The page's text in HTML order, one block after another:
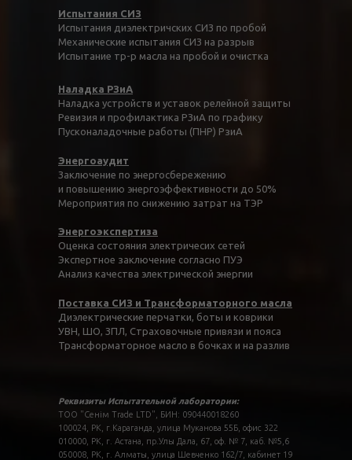
Наладка РЗиА
Наладка устройств и уставок релейной защиты
Ревизия и профилактика РЗиА по графику
Пусконаладочные работы (ПНР) РзиА
Энергоаудит
Заключение по энергосбережению
и повышению энергоэффективности до 50%
Мероприятия по снижению затрат на ТЭР
Испытания СИЗ
Испытания диэлектричских СИЗ по пробой
Механические испытания СИЗ на разрыв
Испытание тр-р масла на пробой и очистка
Энергоэкспертиза
Оценка состояния электричесих сетей
Экспертное заключение согласно ПУЭ
Анализ качества электрической энергии
Поставка СИЗ и Трансформаторного масла
Диэлектрические перчатки, боты и коврики
УВН, ШО, ЗПЛ, Страховочные привязи и пояса
Трансформаторное масло в бочках и на разлив
Реквизиты Испытательной лаборатории:
ТОО "Сенім Trade LTD", БИН: 090440018260
100024, РК, г.Караганда, улица Муканова 55Б, офис 322
010000, РК, г. Астана, пр.Улы Дала, 67, оф. № 7, каб. №5,6
050008, РК, г. Алматы, улица Шевченко 162/7, кабинет 19